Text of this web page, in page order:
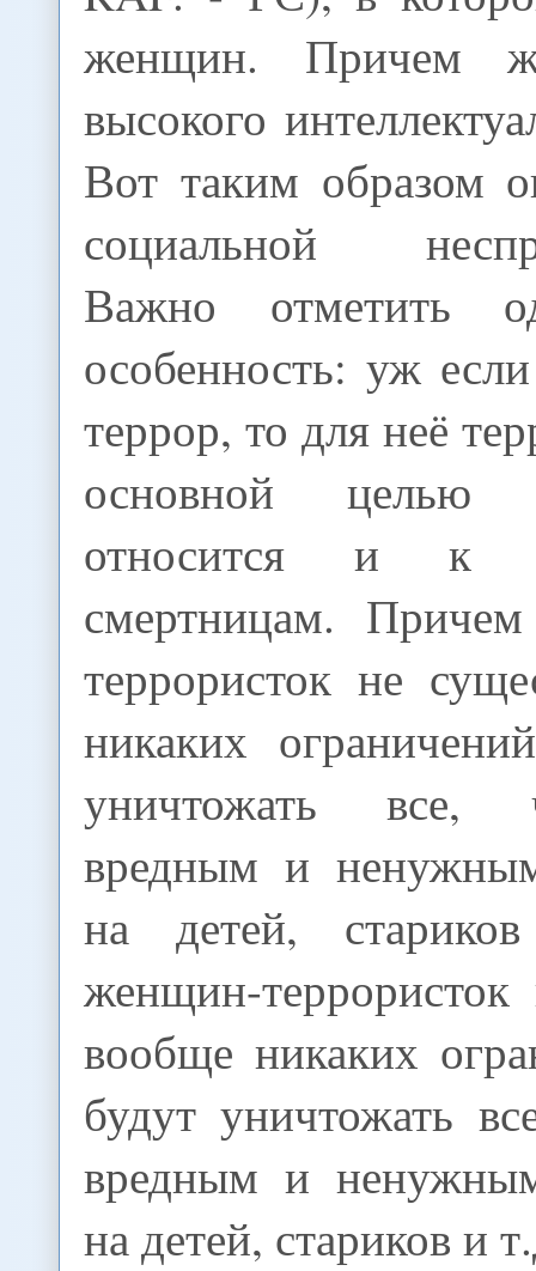
женщин. Причем
высокого
Вот таким образом
социальной
Важно отметить
особенность: уж
террор, то для неё
основной
относится и к
смертницам.
террористок не
никаких
уничтожать все,
вредным и
на детей,
женщин-террористок
вообще никаких
будут уничтожать
вредным и
на детей, стариков и